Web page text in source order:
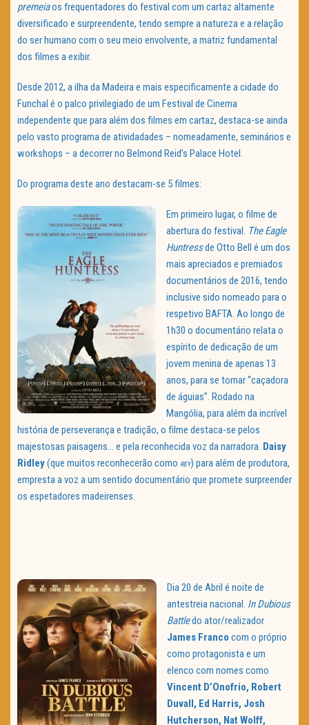
premeiaos frequentadores do festival com um cartaz altamente
diversificado e surpreendente, tendo sempre a natureza e a relação
do ser humano com o seu meio envolvente, a matriz fundamental
dos filmes a exibir.
Desde 2012, a ilha da Madeira e mais especificamente a cidade do
Funchal é o palco privilegiado de um Festival de Cinema
independente que para além dos filmes em cartaz, destaca-se ainda
pelo vasto programa de atividadades – nomeadamente, seminários e
workshops – a decorrer no Belmond Reid’s Palace Hotel.
Do programa deste ano destacam-se 5 filmes:
Em primeiro lugar, o filme de
abertura do festival. The Eagle
Huntressde Otto Bell é um dos
mais apreciados e premiados
documentários de 2016, tendo
inclusive sido nomeado para o
respetivo BAFTA. Ao longo de
1h30 o documentário relata o
espírito de dedicação de um
jovem menina de apenas 13
anos, para se tornar “caçadora
de águias”. Rodado na
Mangólia, para além da incrível
história de perseverança e tradição, o filme destaca-se pelos
majestosas paisagens… e pela reconhecida voz da narradora. Daisy
Ridley(que muitos reconhecerão como REY) para além de produtora,
empresta a voz a um sentido documentário que promete surpreender
os espetadores madeirenses.
Dia 20 de Abril é noite de
antestreia nacional. In Dubious
Battledo ator/realizador
James Franco com o próprio
como protagonista e um
elenco com nomes como
Vincent D’Onofrio, Robert
Duvall, Ed Harris, Josh
Hutcherson, Nat Wolff,